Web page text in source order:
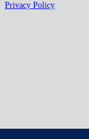
Privacy Policy